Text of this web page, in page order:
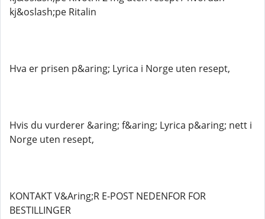
kj&oslash;pe Ritalin
Hva er prisen p&aring; Lyrica i Norge uten resept,
Hvis du vurderer &aring; f&aring; Lyrica p&aring; nett i
Norge uten resept,
KONTAKT V&Aring;R E-POST NEDENFOR FOR
BESTILLINGER